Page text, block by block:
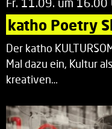
katho Poetry
Der katho
Mal dazu ein, Kultur
kreativen…